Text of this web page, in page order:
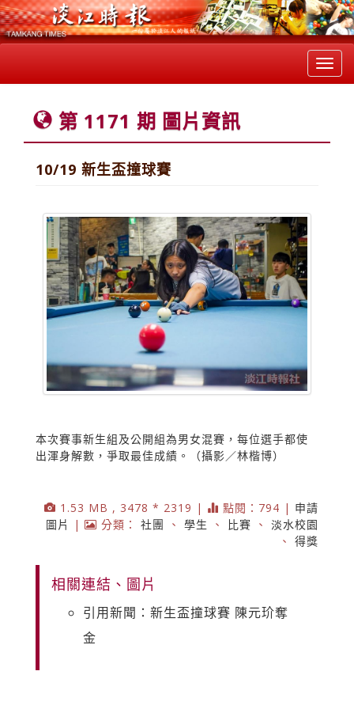
第 1171 期 圖片資訊
10/19 新生盃撞球賽
本次賽事新生組及公開組為男女混賽，每位選手都使
出渾身解數，爭取最佳成績。（攝影／林楷博）
1.53 MB , 3478 * 2319 | 點閱：794 | 申請
圖片
| 分類： 社團 、 學生 、 比賽 、 淡水校園
、 得獎
相關連結、圖片
引用新聞：新生盃撞球賽 陳元玠奪
金